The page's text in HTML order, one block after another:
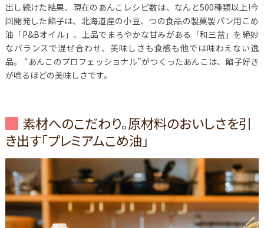
出し続けた結果、現在のあんこレシピ数は、なんと500種類以上!今
回開発した餡子は、北海道産の小豆、つの食品の製菓製パン用こめ
油「P&Bオイル」、上品でまろやかな甘みがある「和三盆」を絶妙
なバランスで混ぜ合わせ、美味しさも食感も他では味わえない逸
品。 “あんこのプロフェッショナル”がつくったあんこは、餡子好き
が唸るほどの美味しさです。
素材へのこだわり。原材料のおいしさを引
き出す「プレミアムこめ油」